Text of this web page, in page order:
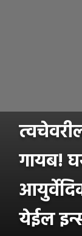
गायब!
येईल